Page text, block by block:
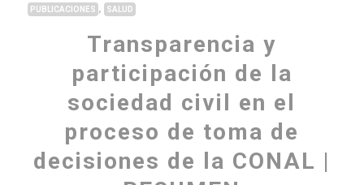
PUBLICACIONES , SALUD
Transparencia y
participación de la
sociedad civil en el
proceso de toma de
decisiones de la CONAL |